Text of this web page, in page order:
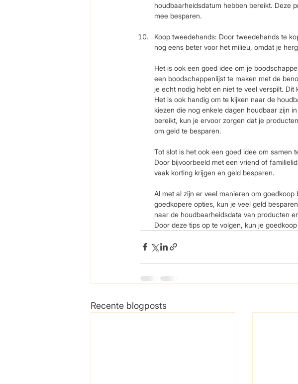
houdbaarheidsdatum hebben bereikt. Deze
mee besparen.
Koop tweedehands: Door tweedehands te
nog eens beter voor het milieu, omdat je
Het is ook een goed idee om je
een boodschappenlijst te maken met de
je echt nodig hebt en niet te veel verspilt.
Het is ook handig om te kijken naar de
kiezen die nog enkele dagen houdbaar zijn
bereikt, kun je ervoor zorgen dat je
om geld te besparen.
Tot slot is het ook een goed idee om samen
Door bijvoorbeeld met een vriend of
vaak korting krijgen en geld besparen.
Al met al zijn er veel manieren om
goedkopere opties, kun je veel geld
naar de houdbaarheidsdata van producten
Door deze tips op te volgen, kun je
Recente blogposts